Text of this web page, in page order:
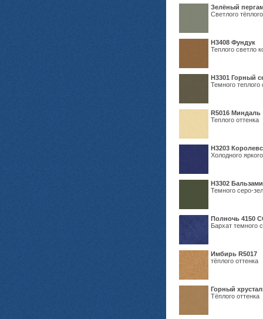
Зелёный
Светлого
Н3408 Фундук
Теплого светло
Н3301 Горный
Темного теплого
R5016 Миндаль
Теплого оттенка
Н3203
Холодного
Н3302
Темного серо-
Полночь 4150
Бархат темного
Имбирь R5017
тёплого оттенка
Горный
Тёплого оттенка